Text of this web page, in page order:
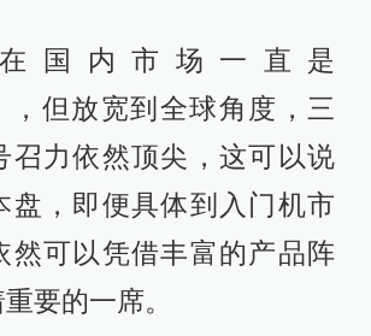
国内市场一直是
，但放宽到全球角度，三
召力依然顶尖，这可以说
盘，即便具体到入门机市
然可以凭借丰富的产品阵
要的一席。